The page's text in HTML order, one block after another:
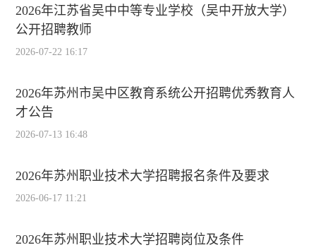
2026年江苏省吴中中等专业学校（吴中开放大学）
公开招聘教师
2026-07-22 16:17
2026年苏州市吴中区教育系统公开招聘优秀教育人
才公告
2026-07-13 16:48
2026年苏州职业技术大学招聘报名条件及要求
2026-06-17 11:21
2026年苏州职业技术大学招聘岗位及条件